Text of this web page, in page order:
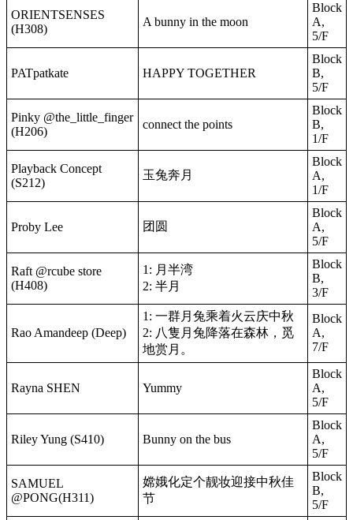
ORIENTSENSES
(H308)
A bunny in the moon
Block
A,
5/F
PATpatkate HAPPY TOGETHER
Block
B,
5/F
Pinky @the_little_finger
(H206)
connect the points
Block
B,
1/F
Playback Concept
(S212)
玉兔奔月
Block
A,
1/F
Proby Lee 团圆
Block
A,
5/F
Raft @rcube store
(H408)
1: 月半湾
2: 半月
Block
B,
3/F
Rao Amandeep (Deep)
1: 一群月兔乘着火云庆中秋
2: 八隻月兔降落在森林，觅
地赏月。
Block
A,
7/F
Rayna SHEN Yummy
Block
A,
5/F
Riley Yung (S410) Bunny on the bus
Block
A,
5/F
SAMUEL
@PONG(H311)
嫦娥化定个靓妆迎接中秋佳
节
Block
B,
5/F